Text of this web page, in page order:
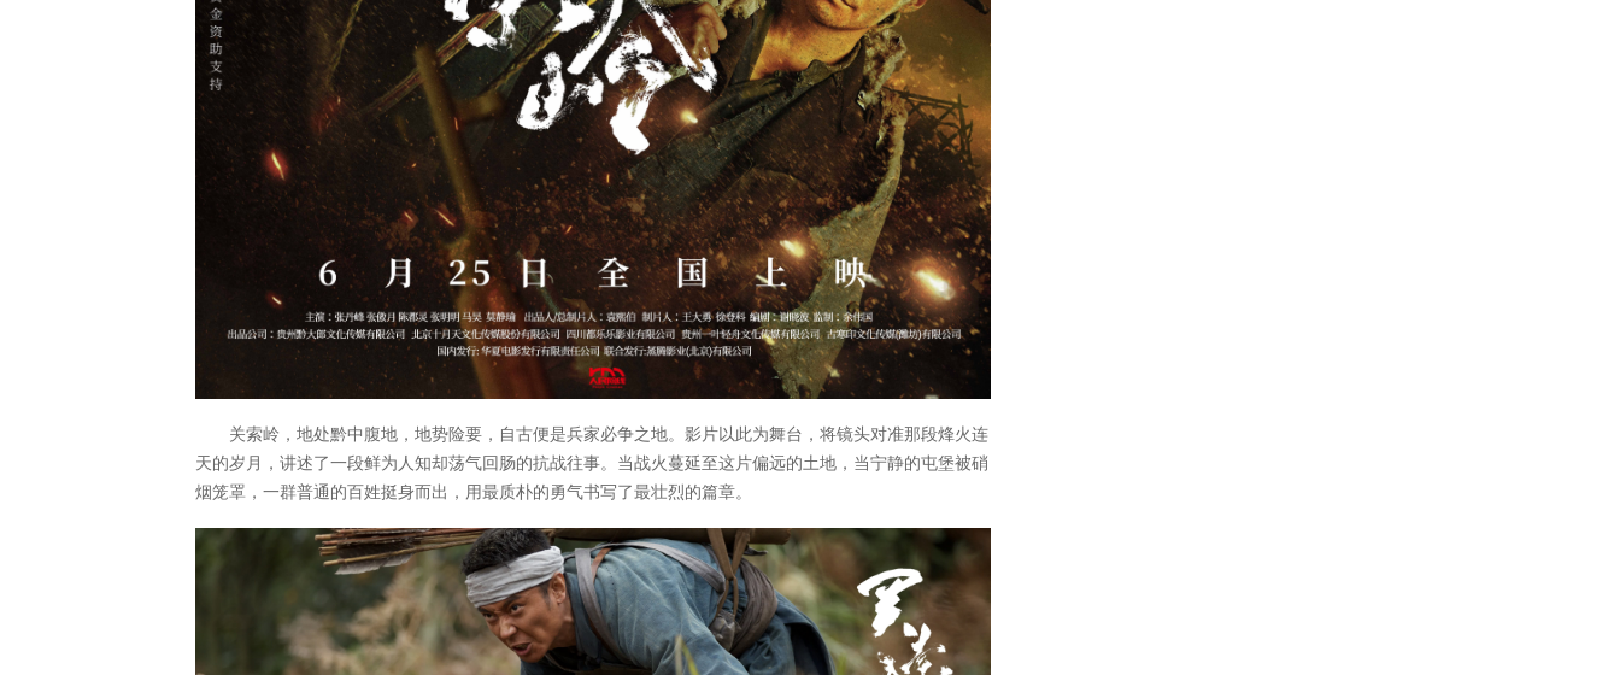
关索岭，地处黔中腹地，地势险要，自古便是兵家必争之地。影片以此为舞台，将镜头对准那段烽火连
天的岁月，讲述了一段鲜为人知却荡气回肠的抗战往事。当战火蔓延至这片偏远的土地，当宁静的屯堡被硝
烟笼罩，一群普通的百姓挺身而出，用最质朴的勇气书写了最壮烈的篇章。